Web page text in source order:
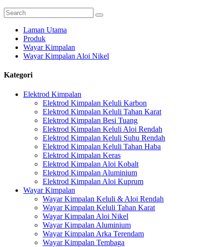
Laman Utama
Produk
Wayar Kimpalan
Wayar Kimpalan Aloi Nikel
Kategori
Elektrod Kimpalan
Elektrod Kimpalan Keluli Karbon
Elektrod Kimpalan Keluli Tahan Karat
Elektrod Kimpalan Besi Tuang
Elektrod Kimpalan Keluli Aloi Rendah
Elektrod Kimpalan Keluli Suhu Rendah
Elektrod Kimpalan Keluli Tahan Haba
Elektrod Kimpalan Keras
Elektrod Kimpalan Aloi Kobalt
Elektrod Kimpalan Aluminium
Elektrod Kimpalan Aloi Kuprum
Wayar Kimpalan
Wayar Kimpalan Keluli & Aloi Rendah
Wayar Kimpalan Keluli Tahan Karat
Wayar Kimpalan Aloi Nikel
Wayar Kimpalan Aluminium
Wayar Kimpalan Arka Terendam
Wayar Kimpalan Tembaga